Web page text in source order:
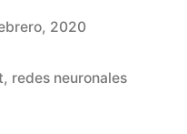
2020
, redes neuronales